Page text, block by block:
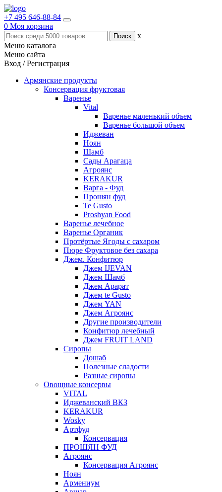
+7 495 646-88-84
0 Моя корзина
x
Меню каталога
Меню сайта
Вход / Регистрация
Армянские продукты
Консервация фруктовая
Варенье
Vital
Варенье маленький объем
Варенье большой объем
Иджеван
Ноян
Шамб
Сады Арагаца
Агроянс
KERAKUR
Варга - Фуд
Прошян фуд
Te Gusto
Proshyan Food
Варенье лечебное
Варенье Органик
Протёртые Ягоды с сахаром
Пюре Фруктовое без сахара
Джем. Конфитюр
Джем IJEVAN
Джем Шамб
Джем Арарат
Джем te Gusto
Джем YAN
Джем Агроянс
Другие производители
Конфитюр лечебный
Джем FRUIT LAND
Сиропы
Дошаб
Полезные сладости
Разные сиропы
Овощные консервы
VITAL
Иджеванский ВКЗ
KERAKUR
Wosky
Артфуд
Консервация
ПРОШЯН ФУД
Агроянс
Консервация Агроянс
Ноян
Армениум